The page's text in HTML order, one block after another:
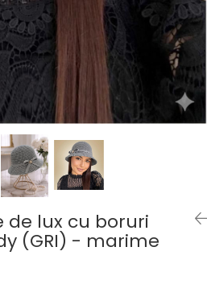
de lux cu boruri
(GRI) - marime